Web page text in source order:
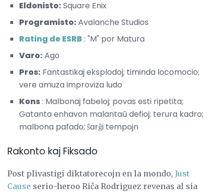
Eldonisto: Square Enix
Programisto: Avalanche Studios
Rating de ESRB : "M" por Matura
Varo: Ago
Pros: Fantastikaj eksplodoj; timinda locomocio;
vere amuza improviza ludo
Kons: Malbonaj fabeloj; povas esti ripetita;
Gatanta enhavon malantaŭ defioj; terura kadro;
malbona pafado; ŝarĝi tempojn
Rakonto kaj Fiksado
Post plivastigi diktatorecojn en la mondo, Just
Cause serio-heroo Riĉa Rodriguez revenas al sia